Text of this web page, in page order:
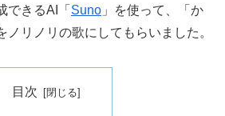
できるAI「 Suno 」を使って、「か
ノリノリの歌にしてもらいました。
目次